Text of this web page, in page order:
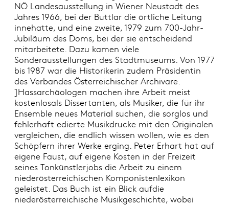
NÖ Landesausstellung in Wiener Neustadt des
Jahres 1966, bei der Buttlar die örtliche Leitung
innehatte, und eine zweite, 1979 zum 700-Jahr-
Jubiläum des Doms, bei der sie entscheidend
mitarbeitete. Dazu kamen viele
Sonderausstellungen des Stadtmuseums. Von 1977
bis 1987 war die Historikerin zudem Präsidentin
des Verbandes Österreichischer Archivare.
]Hassarchäologen machen ihre Arbeit meist
kostenlosals Dissertanten, als Musiker, die für ihr
Ensemble neues Material suchen, die sorglos und
fehlerhaft edierte Musikdrucke mit den Originalen
vergleichen, die endlich wissen wollen, wie es den
Schöpfern ihrer Werke erging. Peter Erhart hat auf
eigene Faust, auf eigene Kosten in der Freizeit
seines Tonkünstlerjobs die Arbeit zu einem
niederösterreichischen Komponistenlexikon
geleistet. Das Buch ist ein Blick aufdie
niederösterreichische Musikgeschichte, wobei